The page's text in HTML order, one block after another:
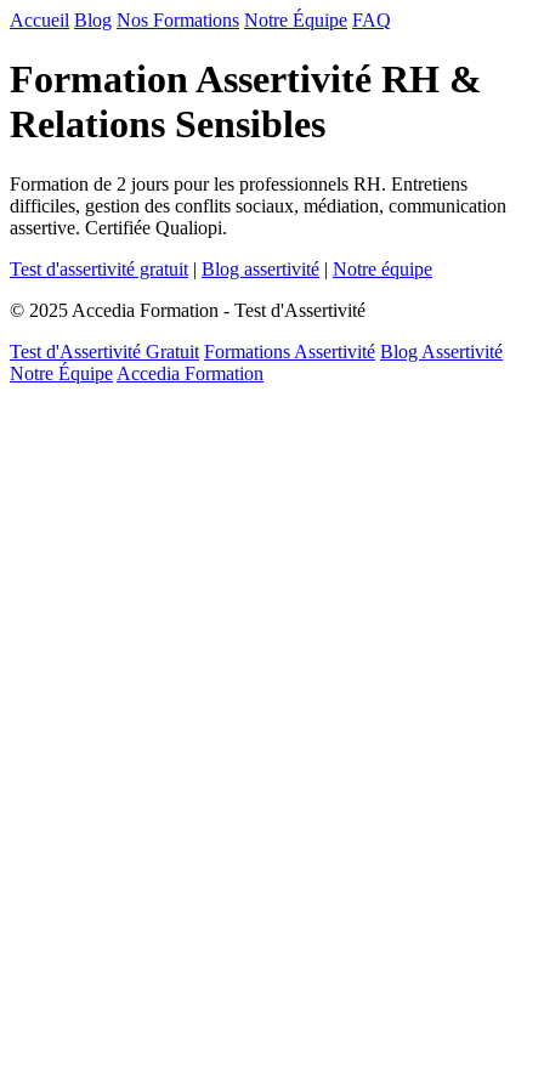
Accueil Blog Nos Formations Notre Équipe FAQ
Formation Assertivité RH &
Relations Sensibles
Formation de 2 jours pour les professionnels RH. Entretiens
difficiles, gestion des conflits sociaux, médiation, communication
assertive. Certifiée Qualiopi.
Test d'assertivité gratuit | Blog assertivité | Notre équipe
© 2025 Accedia Formation - Test d'Assertivité
Test d'Assertivité Gratuit Formations Assertivité Blog Assertivité
Notre Équipe Accedia Formation